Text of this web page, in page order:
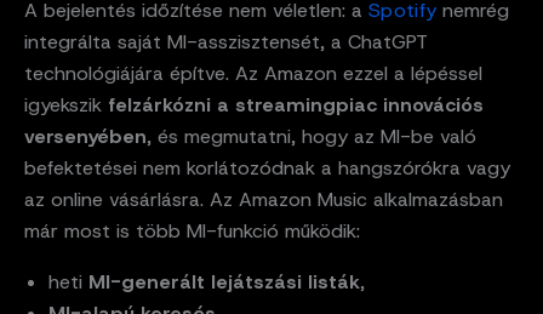
A bejelentés időzítése nem véletlen: a Spotify nemrég
integrálta saját MI-asszisztensét, a ChatGPT
technológiájára építve. Az Amazon ezzel a lépéssel
igyekszik felzárkózni a streamingpiac innovációs
versenyében, és megmutatni, hogy az MI-be való
befektetései nem korlátozódnak a hangszórókra vagy
az online vásárlásra. Az Amazon Music alkalmazásban
már most is több MI-funkció működik:
heti MI-generált lejátszási listák,